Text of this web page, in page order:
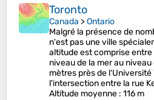
Toronto
Canada >Ontario
Malgré la présence de
n'est pas une ville
altitude est comprise
niveau de la mer au
mètres près de l'Université
l'intersection entre la rue
Altitude moyenne : 116 m